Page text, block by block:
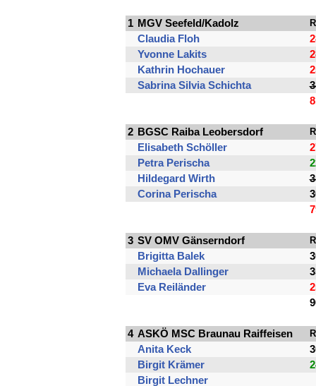
1 MGV Seefeld/Kadolz
Claudia Floh
Yvonne Lakits
Kathrin Hochauer
Sabrina Silvia Schichta
2 BGSC Raiba Leobersdorf
Elisabeth Schöller
Petra Perischa
Hildegard Wirth
Corina Perischa
3 SV OMV Gänserndorf
Brigitta Balek
Michaela Dallinger
Eva Reiländer
4 ASKÖ MSC Braunau Raiffeisen
Anita Keck
Birgit Krämer
Birgit Lechner